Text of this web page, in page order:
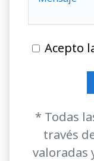
Acepto
* Todas
través
valoradas